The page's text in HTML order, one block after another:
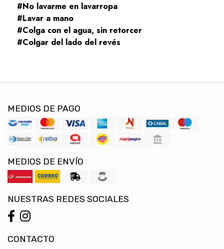
#No lavarme en lavarropa
#Lavar a mano
#Colga con el agua, sin retorcer
#Colgar del lado del revés
MEDIOS DE PAGO
MEDIOS DE ENVÍO
NUESTRAS REDES SOCIALES
CONTACTO